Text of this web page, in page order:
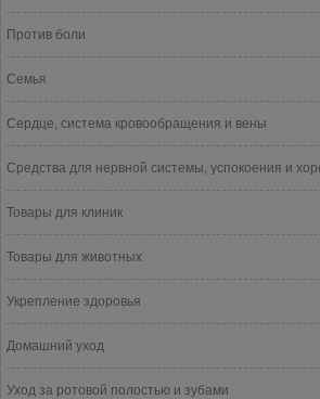
Против боли
Семья
Сердце, система кровообращения и вены
Средства для нервной системы, успокоения и
Товары для клиник
Товары для животных
Укрепление здоровья
Домашний уход
Уход за ротовой полостью и зубами